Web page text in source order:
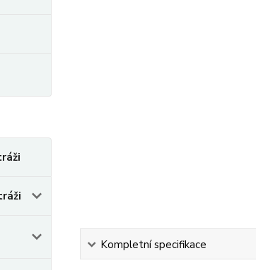
Kompletní specifikace